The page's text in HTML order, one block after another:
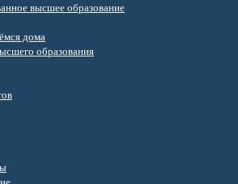
высшее образование
дома
образования